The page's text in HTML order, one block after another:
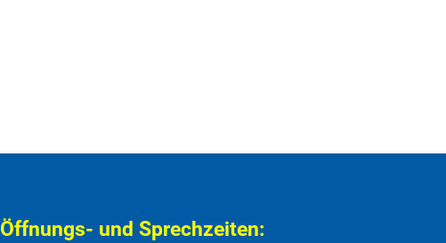
Öffnungs- und Sprechzeiten: